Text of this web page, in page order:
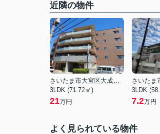
近隣の物件
さいたま市大宮区大成町１丁目
3LDK (71.72㎡)
21万円
3LDK
7.2万円
よく見られている物件